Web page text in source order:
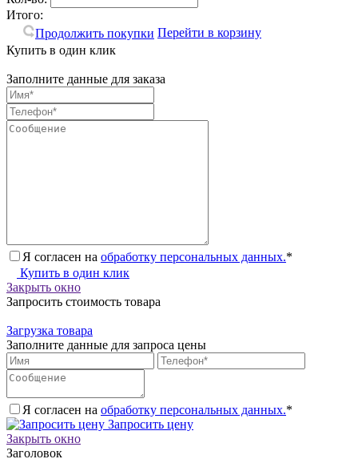
Итого:
Продолжить покупки Перейти в корзину
Купить в один клик
Заполните данные для заказа
Я согласен на обработку персональных данных.*
Купить в один клик
Закрыть окно
Запросить стоимость товара
Загрузка товара
Заполните данные для запроса цены
Я согласен на обработку персональных данных.*
Запросить цену
Закрыть окно
Заголовок